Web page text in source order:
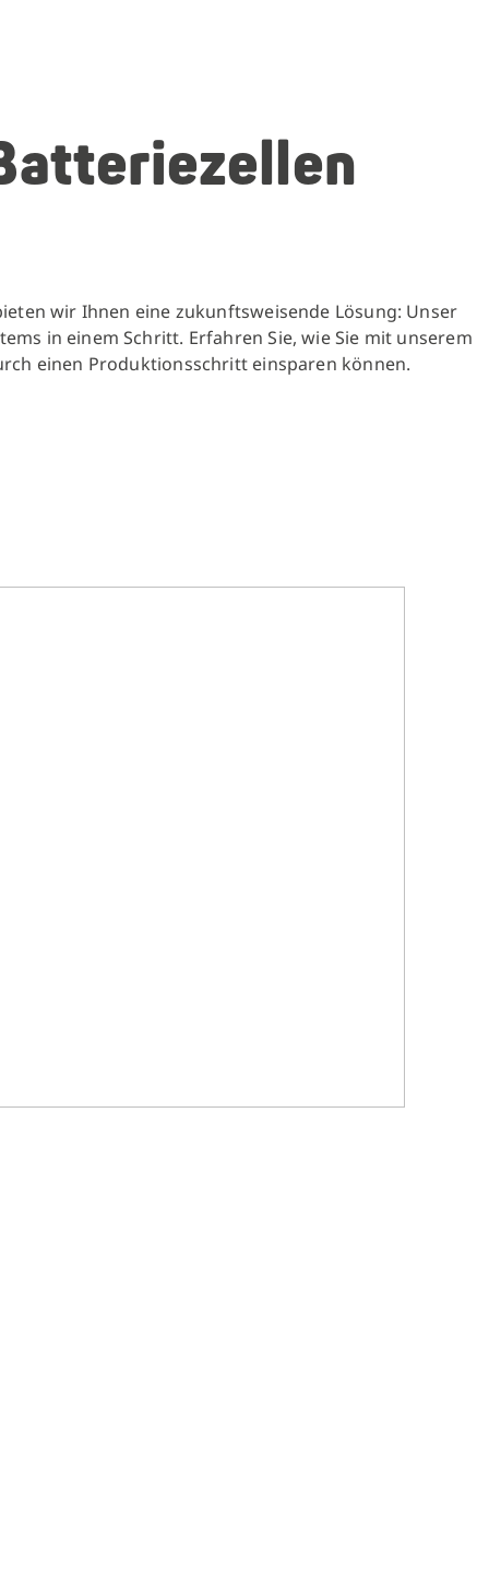
wir Ihnen eine zukunftsweisende Lösung: Unser
in einem Schritt. Erfahren Sie, wie Sie mit unserem
einen Produktionsschritt einsparen können.